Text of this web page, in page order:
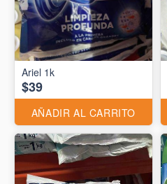
Ariel 1k
$39
AÑADIR AL CARRITO